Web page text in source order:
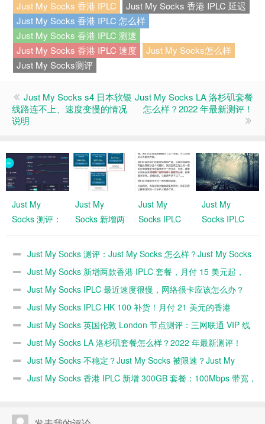
Just My Socks 香港 IPLC
Just My Socks 香港 IPLC 延迟
Just My Socks 香港 IPLC 怎么样
Just My Socks 香港 IPLC 测速
Just My Socks 香港 IPLC 速度
Just My Socks怎么样
Just My Socks测评
Just My Socks s4 日本软银
线路连不上、速度变慢的情况
说明
Just My Socks LA 洛杉矶套餐
怎么样？2022 年最新测评！
Just My
Socks 测评：
Socks 怎么
样？Just My
Socks 速度快
不快？
（2025 年更
新）
Just My
Socks 新增两
套餐，月付
EARLY
ACCESS 抢
先体验中
Just My
Socks IPLC
慢，网络很卡
Just My
Socks IPLC
货！月付 21
美元的香港
IPLC！
Just My Socks 测评：Just My Socks 怎么样？Just My Socks
速度快不快？（2025 年更新）
Just My Socks 新增两款香港 IPLC 套餐，月付 15 美元起，
EARLY ACCESS 抢先体验中
Just My Socks IPLC 最近速度很慢，网络很卡应该怎么办？
Just My Socks IPLC HK 100 补货！月付 21 美元的香港
IPLC！Just My Socks 英国伦敦 London 节点测评：三网联通 VIP 线
路，国内速度快
Just My Socks LA 洛杉矶套餐怎么样？2022 年最新测评！
Just My Socks 不稳定？Just My Socks 被限速？Just My
Socks 跑路？
Just My Socks 香港 IPLC 新增 300GB 套餐：100Mbps 带宽，